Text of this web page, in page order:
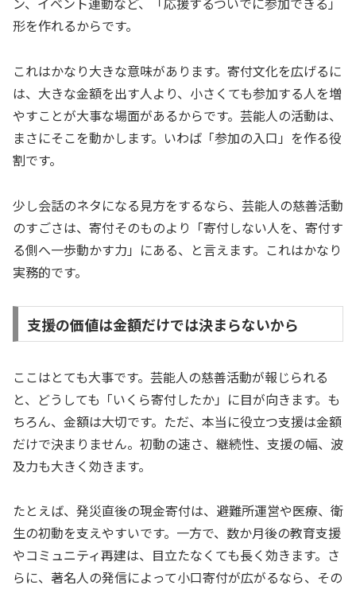
形を作れるからです。
これはかなり大きな意味があります。寄付文化を広げるに
は、大きな金額を出す人より、小さくても参加する人を増
やすことが大事な場面があるからです。芸能人の活動は、
まさにそこを動かします。いわば「参加の入口」を作る役
割です。
少し会話のネタになる見方をするなら、芸能人の慈善活動
のすごさは、寄付そのものより「寄付しない人を、寄付す
る側へ一歩動かす力」にある、と言えます。これはかなり
実務的です。
支援の価値は金額だけでは決まらないから
ここはとても大事です。芸能人の慈善活動が報じられる
と、どうしても「いくら寄付したか」に目が向きます。も
ちろん、金額は大切です。ただ、本当に役立つ支援は金額
だけで決まりません。初動の速さ、継続性、支援の幅、波
及力も大きく効きます。
たとえば、発災直後の現金寄付は、避難所運営や医療、衛
生の初動を支えやすいです。一方で、数か月後の教育支援
やコミュニティ再建は、目立たなくても長く効きます。さ
らに、著名人の発信によって小口寄付が広がるなら、その